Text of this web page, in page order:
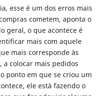
esse é um dos erros mais
cometem, aponta o
geral, o que acontece é
mais com aquele
mais corresponde às
a colocar mais pedidos
ponto em que se criou um
ele está fazendo o